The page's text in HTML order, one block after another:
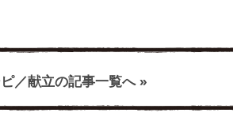
／献立の記事一覧へ »